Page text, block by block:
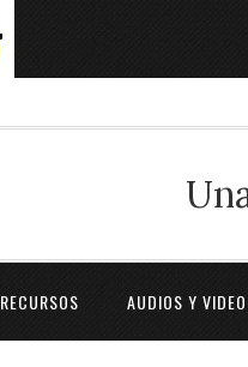
RECURSOS AUDIOS Y